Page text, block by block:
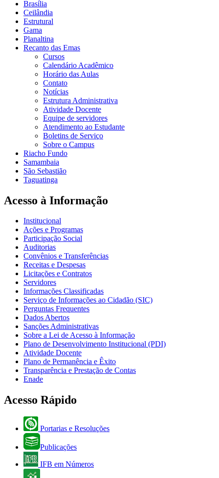
Brasília
Ceilândia
Estrutural
Gama
Planaltina
Recanto das Emas
Cursos
Calendário Acadêmico
Horário das Aulas
Contato
Notícias
Estrutura Administrativa
Atividade Docente
Equipe de servidores
Atendimento ao Estudante
Boletins de Serviço
Sobre o Campus
Riacho Fundo
Samambaia
São Sebastião
Taguatinga
Acesso à Informação
Institucional
Ações e Programas
Participação Social
Auditorias
Convênios e Transferências
Receitas e Despesas
Licitações e Contratos
Servidores
Informações Classificadas
Serviço de Informações ao Cidadão (SIC)
Perguntas Frequentes
Dados Abertos
Sanções Administrativas
Sobre a Lei de Acesso à Informação
Plano de Desenvolvimento Institucional (PDI)
Atividade Docente
Plano de Permanência e Êxito
Transparência e Prestação de Contas
Enade
Acesso Rápido
Portarias e Resoluções
Publicações
IFB em Números